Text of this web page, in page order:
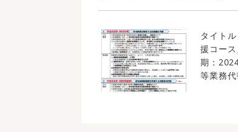
タイト
援コー
期：
等業務